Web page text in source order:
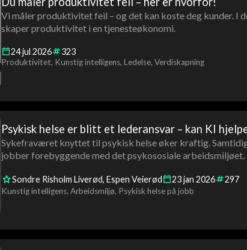
Vi måler produktivitet feil – og det kan koste deg kunder. I
skaper produktivitet i en tjenesteøkonomi.
24 jul 2026 323
Produktivitet Kunstig intelligens Ledelse Verdiskapning
Psykisk helse er blitt et lederansvar – kan KI
Sykefraværet knyttet til psykisk helse øker kraftig.
jobber forebyggende med det psykososiale arbeidsmiljøet.
Sondre Risholm Liverød Espen Veierød 23jan 2026 297
Kunstig intelligens Arbeidsmiljø Psykisk helse på jobb